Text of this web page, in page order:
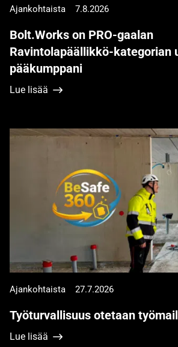
Ajankohtaista 7.8.2026
Bolt.Works on PRO-gaalan
Ravintolapäällikkö-kategorian
pääkumppani
Lue lisää
Ajankohtaista 27.7.2026
Työturvallisuus otetaan
Lue lisää